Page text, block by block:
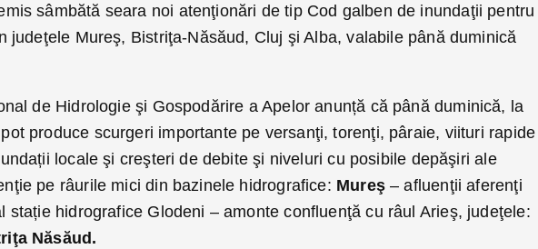
sâmbătă seara noi atenţionări de tip Cod galben de inundaţii pentru
judeţele Mureş, Bistriţa-Năsăud, Cluj şi Alba, valabile până duminică
de Hidrologie şi Gospodărire a Apelor anunță că până duminică, la
produce scurgeri importante pe versanţi, torenţi, pâraie, viituri rapide
locale şi creşteri de debite şi niveluri cu posibile depăşiri ale
pe râurile mici din bazinele hidrografice: Mureş– afluenţii aferenţi
stație hidrografice Glodeni – amonte confluenţă cu râul Arieş, judeţele:
Năsăud.